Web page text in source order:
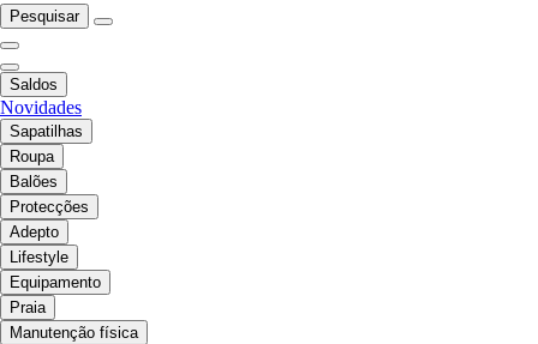
Pesquisar
Saldos
Novidades
Sapatilhas
Roupa
Balões
Protecções
Adepto
Lifestyle
Equipamento
Praia
Manutenção física